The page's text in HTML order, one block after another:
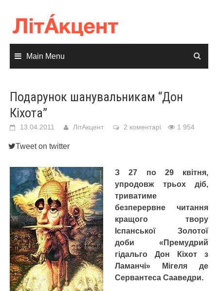
content
Main Menu
Подарунок шанувальникам “Дон
Кіхота”
13.04.2011 ЛітАкцент 2 коментарі 1 954
Tweet on twitter
З 27 по 29 квітня,
упродовж трьох діб,
триватиме
безперервне читання
кращого твору
Іспанської Золотої
доби «Премудрий
гідальго Дон Кіхот з
Ламанчі» Мігеля де
Сервантеса Сааведри.